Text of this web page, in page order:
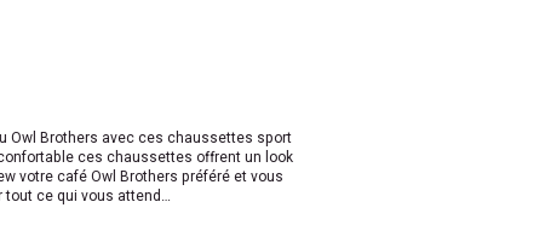
Owl Brothers avec ces chaussettes sport
ces chaussettes offrent un look
votre café Owl Brothers préféré et vous
tout ce qui vous attend…